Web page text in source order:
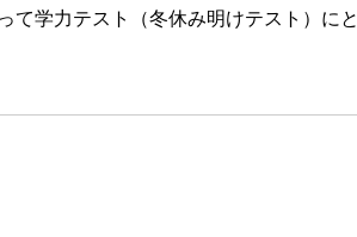
学力テスト（冬休み明けテスト）にと